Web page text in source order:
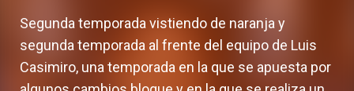
Segunda temporada vistiendo de naranja y
segunda temporada al frente del equipo de Luis
Casimiro, una temporada en la que se apuesta por